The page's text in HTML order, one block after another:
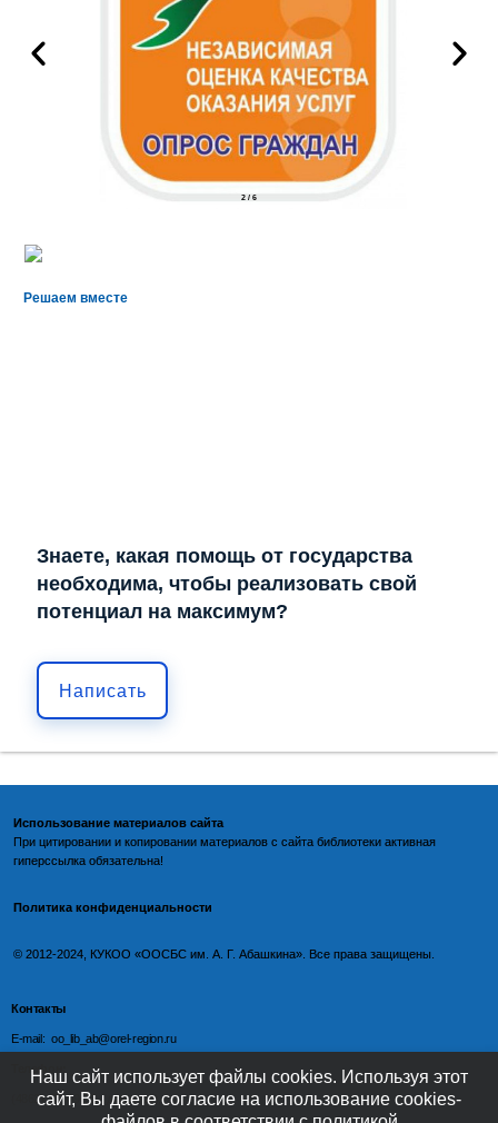
2 / 6
Решаем вместе
Знаете, какая помощь от государства
необходима, чтобы реализовать свой
потенциал на максимум?
Написать
Использование материалов сайта
При цитировании и копировании материалов с сайта библиотеки активная
гиперссылка обязательна!
Политика конфиденциальности
©️ 2012-2024, КУКОО «ООСБС им. А. Г. Абашкина». Все права защищены.
Контакты
E-mail: oo_lib_ab@orel-region.ru
Телефон:
(4862) 77-09-75 (директор),
Наш сайт использует файлы cookies. Используя этот
сайт, Вы даете согласие на использование cookies-